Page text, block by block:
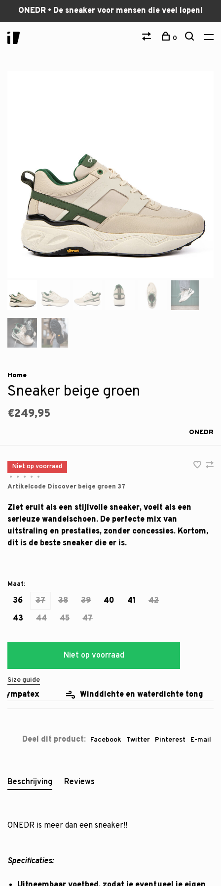
ONEDR • De sneaker voor mensen die veel lopen!
0
Home
Sneaker beige groen
€249,95
ONEDR
Niet op voorraad
•
• • •
•
Artikelcode Discover beige groen 37
Ziet eruit als een stijlvolle sneaker, voelt als een
serieuze wandelschoen. De perfecte mix van
uitstraling en prestaties, zonder concessies. Kortom,
dit is de beste sneaker die er is.
Maat:
36 37 38 39 40 41
42
43
44 45 47
Niet op voorraad
Size guide
Winddichte en waterdichte tong
Deel dit product: Facebook Twitter Pinterest E-mail
Beschrijving Reviews
ONEDR is meer dan een sneaker!!
Specificaties: